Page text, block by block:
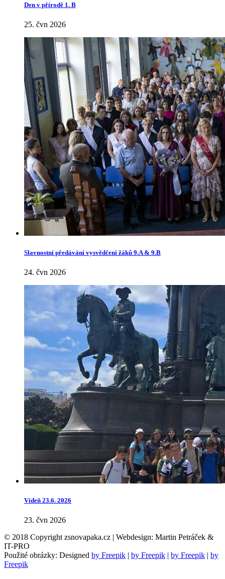
Den v přírodě 1. B
25. čvn 2026
Slavnostní předávání vysvědčení žáků 9.A & 9.B
24. čvn 2026
Vídeň 23.6. 2026
23. čvn 2026
© 2018 Copyright zsnovapaka.cz | Webdesign: Martin Petráček &
IT-PRO
Použité obrázky: Designed by Freepik | by Freepik | by Freepik | by
Freepik